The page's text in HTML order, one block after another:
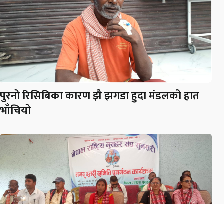
पुरनो रिसिबिका कारण झै झगडा हुदा मंडलको हात
भाँचियो